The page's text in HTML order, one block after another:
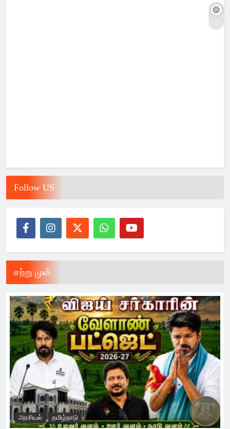
Follow US
சற்று முன்
அரசியல் தமிழ்நாடு